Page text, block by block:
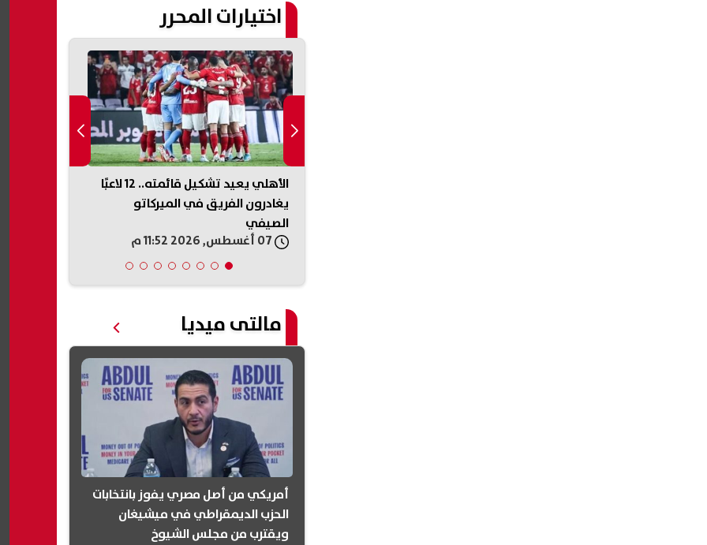
اختيارات المحرر
الأهلي يعيد تشكيل قائمته.. 12 لاعبًا
يغادرون الفريق في الميركاتو
الصيفي
مالتى ميديا
أمريكي من أصل مصري يفوز بانتخابات
الحزب الديمقراطي في ميشيغان
ويقترب من مجلس الشيوخ